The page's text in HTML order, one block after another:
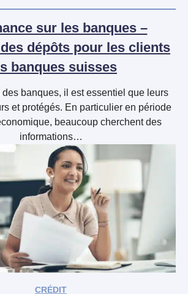
sur les banques –
dépôts pour les clients
banques suisses
des banques, il est essentiel que leurs
et protégés. En particulier en période
beaucoup cherchent des
informations…
CRÉDIT